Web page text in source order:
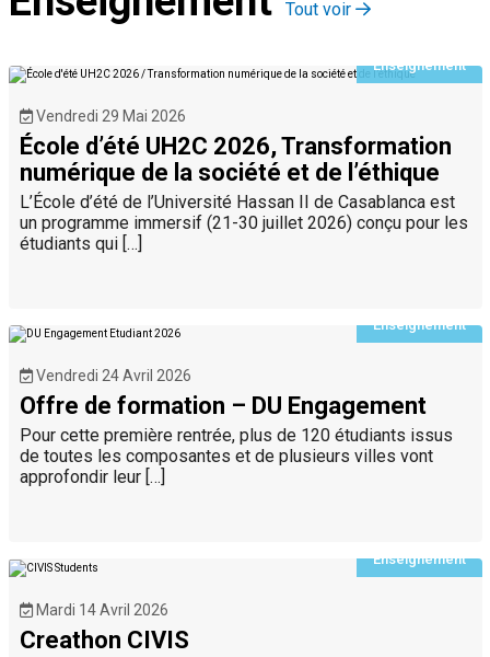
Tout voir
Enseignement
Vendredi 29 Mai 2026
École d’été UH2C 2026, Transformation
numérique de la société et de l’éthique
L’École d’été de l’Université Hassan II de Casablanca est
un programme immersif (21-30 juillet 2026) conçu pour les
étudiants qui […]
Enseignement
Vendredi 24 Avril 2026
Offre de formation – DU Engagement
Pour cette première rentrée, plus de 120 étudiants issus
de toutes les composantes et de plusieurs villes vont
approfondir leur […]
Enseignement
Mardi 14 Avril 2026
Creathon CIVIS